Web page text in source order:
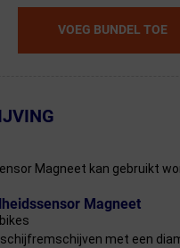
VOEG BUNDEL TOE
Magneet kan gebruikt
Magneet
met een